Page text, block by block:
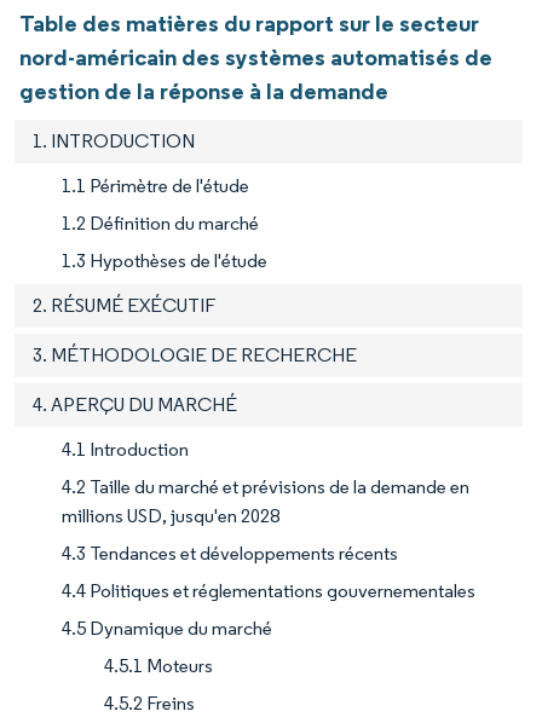
Table des matières du rapport sur le secteur
nord-américain des systèmes automatisés de
gestion de la réponse à la demande
1. INTRODUCTION
1.1 Périmètre de l'étude
1.2 Définition du marché
1.3 Hypothèses de l'étude
2. RÉSUMÉ EXÉCUTIF
3. MÉTHODOLOGIE DE RECHERCHE
4. APERÇU DU MARCHÉ
4.1 Introduction
4.2 Taille du marché et prévisions de la demande en
millions USD, jusqu'en 2028
4.3 Tendances et développements récents
4.4 Politiques et réglementations gouvernementales
4.5 Dynamique du marché
4.5.1 Moteurs
4.5.2 Freins